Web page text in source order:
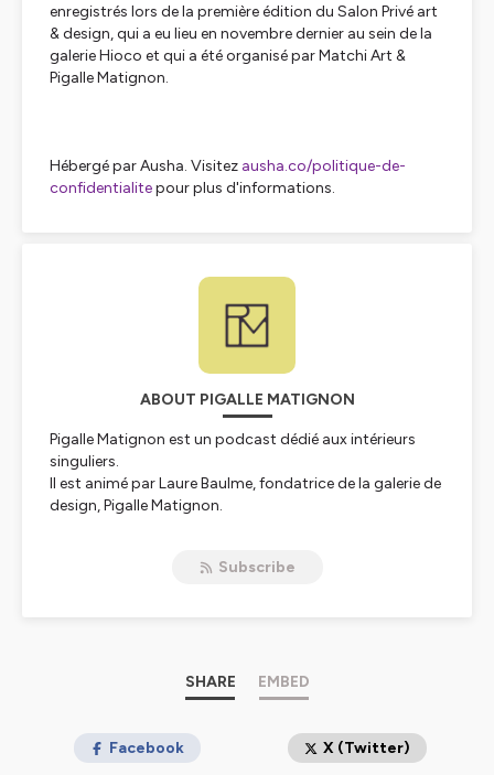
enregistrés lors de la première édition du Salon Privé art
& design, qui a eu lieu en novembre dernier au sein de la
galerie Hioco et qui a été organisé par Matchi Art &
Pigalle Matignon.
Hébergé par Ausha. Visitez ausha.co/politique-de-
confidentialitepour plus d'informations.
ABOUT PIGALLE MATIGNON
Pigalle Matignon est un podcast dédié aux intérieurs
singuliers.
Il est animé par Laure Baulme, fondatrice de la galerie de
design, Pigalle Matignon.
expériences ou des émotions.
confidentialitepour plus d'informations.
Subscribe
SHARE EMBED
Facebook X (Twitter)